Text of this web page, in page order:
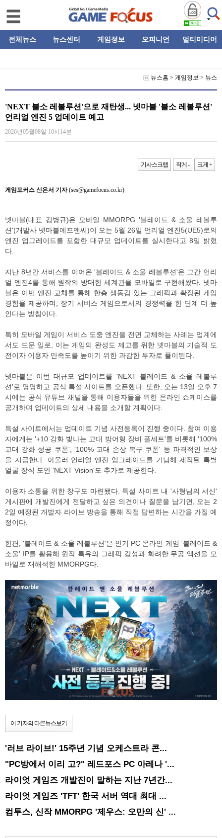
전체뉴스 뉴스센터 게임정보 오피니언 멀티미디어
뉴스홈 > 게임정보 > 뉴스
'NEXT 블소 레볼루션'으로 재탄생... 넷마블 '블소 레볼루션'
언리얼 엔진 5 업데이트 예고
2026년05월08일 10시14분
기사스크랩 작게 - 크게 +
게임포커스 신은서 기자(ses@gamefocus.co.kr)
넷마블(대표 김병규)은 모바일 MMORPG '블레이드 & 소울 레볼루
션'(개발사 넷마블에프앤씨)이 오는 5월 26일 언리얼 엔진5(UE5)로의
엔진 업그레이드를 포함한 대규모 업데이트를 실시한다고 8일 밝혔
다.
지난 8년간 서비스를 이어온 '블레이드 & 소울 레볼루션'은 그간 언리
얼 엔진4를 통해 원작의 방대한 세계관을 모바일로 구현해왔다. 넷마
블은 이번 엔진 교체를 통해 한층 생동감 있는 그래픽과 확장된 게임
경험을 제공하며, 장기 서비스 게임으로서의 경쟁력을 한 단계 더 높
인다는 방침이다.
특히 모바일 게임이 서비스 도중 엔진을 전면 교체하는 사례는 업계에
서도 드문 일로, 이는 게임의 완성도 제고를 위한 넷마블의 기술적 도
전이자 이용자 만족도를 높이기 위한 과감한 투자로 풀이된다.
넷마블은 이번 대규모 업데이트를 'NEXT 블레이드 & 소울 레볼루
션'로 명명하고 공식 특설 사이트를 오픈했다. 또한, 오는 13일 오후 7
시에는 공식 유튜브 채널을 통해 이용자들을 위한 온라인 쇼케이스를
공개하며 업데이트의 상세 내용을 소개할 계획이다.
특설 사이트에서는 업데이트 기념 사전등록이 진행 중이다. 참여 이용
자에게는 '+10 강화 빛나는 고대 방어형 장비 풀세트'를 비롯해 '100%
고대 강화 성공 쿠폰', '100% 고대 손상 복구 쿠폰' 등 파격적인 보상
을 지급한다. 아울러 언리얼 엔진 업그레이드를 기념해 제작된 특별
얼굴 장식 도안 'NEXT Vision'도 추가로 제공한다.
이용자 소통을 위한 창구도 마련됐다. 특설 사이트 내 '사형님의 서신'
게시판에 개발진에게 전달하고 싶은 의견이나 질문을 남기면, 오는 2
2일 예정된 개발자 라이브 방송을 통해 직접 답변하는 시간을 가질 예
정이다.
한편, '블레이드 & 소울 레볼루션'은 인기 PC 온라인 게임 ‘블레이드 &
소울’ IP를 활용해 원작 특유의 그래픽 감성과 화려한 무공 액션을 모
바일로 재해석한 MMORPG다.
이 기자의 다른뉴스보기
'러브 라이브!' 15주년 기념 오케스트라 콘...
"PC방에서 이리 고?" 레드포스 PC 아레나 '...
라이엇 게임즈 개발진이 말하는 지난 7년간...
라이엇 게임즈 'TFT' 한국 서버 역대 최대 ...
컴투스, 신작 MMORPG '제우스: 오만의 신' ...